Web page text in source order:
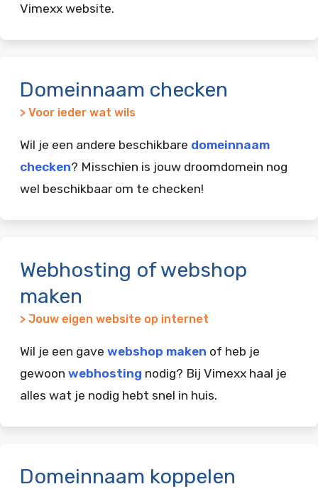
Vimexx website.
Domeinnaam checken
> Voor ieder wat wils
Wil je een andere beschikbare domeinnaam
checken? Misschien is jouw droomdomein nog
wel beschikbaar om te checken!
Webhosting of webshop
maken
> Jouw eigen website op internet
Wil je een gave webshop maken of heb je
gewoon webhosting nodig? Bij Vimexx haal je
alles wat je nodig hebt snel in huis.
Domeinnaam koppelen